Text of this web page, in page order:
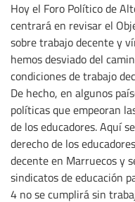
Hoy el Foro Político de
centrará en revisar el
sobre trabajo decente y
hemos desviado del
condiciones de trabajo
De hecho, en algunos
políticas que empeoran
de los educadores. Aquí
derecho de los
decente en Marruecos y
sindicatos de educación
4 no se cumplirá sin